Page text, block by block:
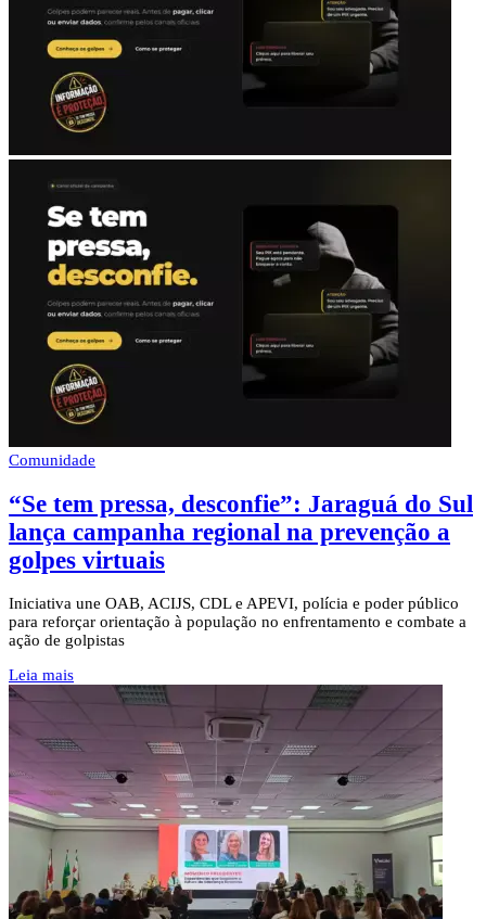
Comunidade
“Se tem pressa, desconfie”: Jaraguá do Sul
lança campanha regional na prevenção a
golpes virtuais
Iniciativa une OAB, ACIJS, CDL e APEVI, polícia e poder público
para reforçar orientação à população no enfrentamento e combate a
ação de golpistas
Leia mais